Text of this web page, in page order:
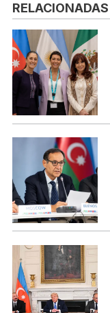
RELACIONADAS